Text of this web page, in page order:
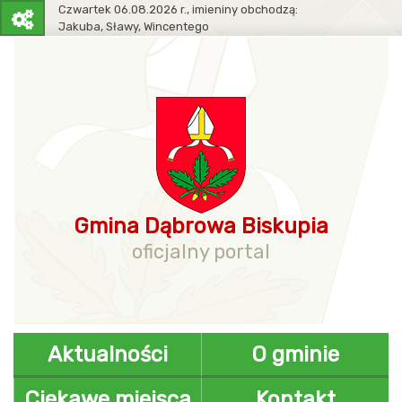
Czwartek 06.08.2026 r., imieniny obchodzą:
Jakuba, Sławy, Wincentego
Gmina Dąbrowa Biskupia
oficjalny portal
Aktualności
O gminie